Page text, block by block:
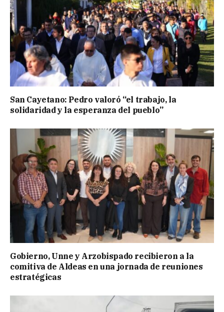
San Cayetano: Pedro valoró “el trabajo, la
solidaridad y la esperanza del pueblo”
Gobierno, Unne y Arzobispado recibieron a la
comitiva de Aldeas en una jornada de reuniones
estratégicas